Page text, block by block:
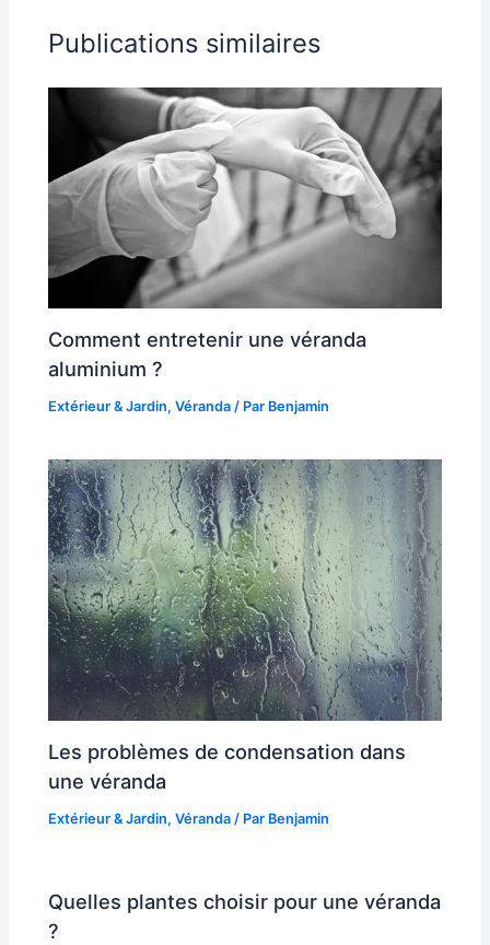
Publications similaires
Comment entretenir une véranda
aluminium ?
Extérieur & Jardin,Véranda / Par Benjamin
Les problèmes de condensation dans
une véranda
Extérieur & Jardin,Véranda / Par Benjamin
Quelles plantes choisir pour une véranda
?